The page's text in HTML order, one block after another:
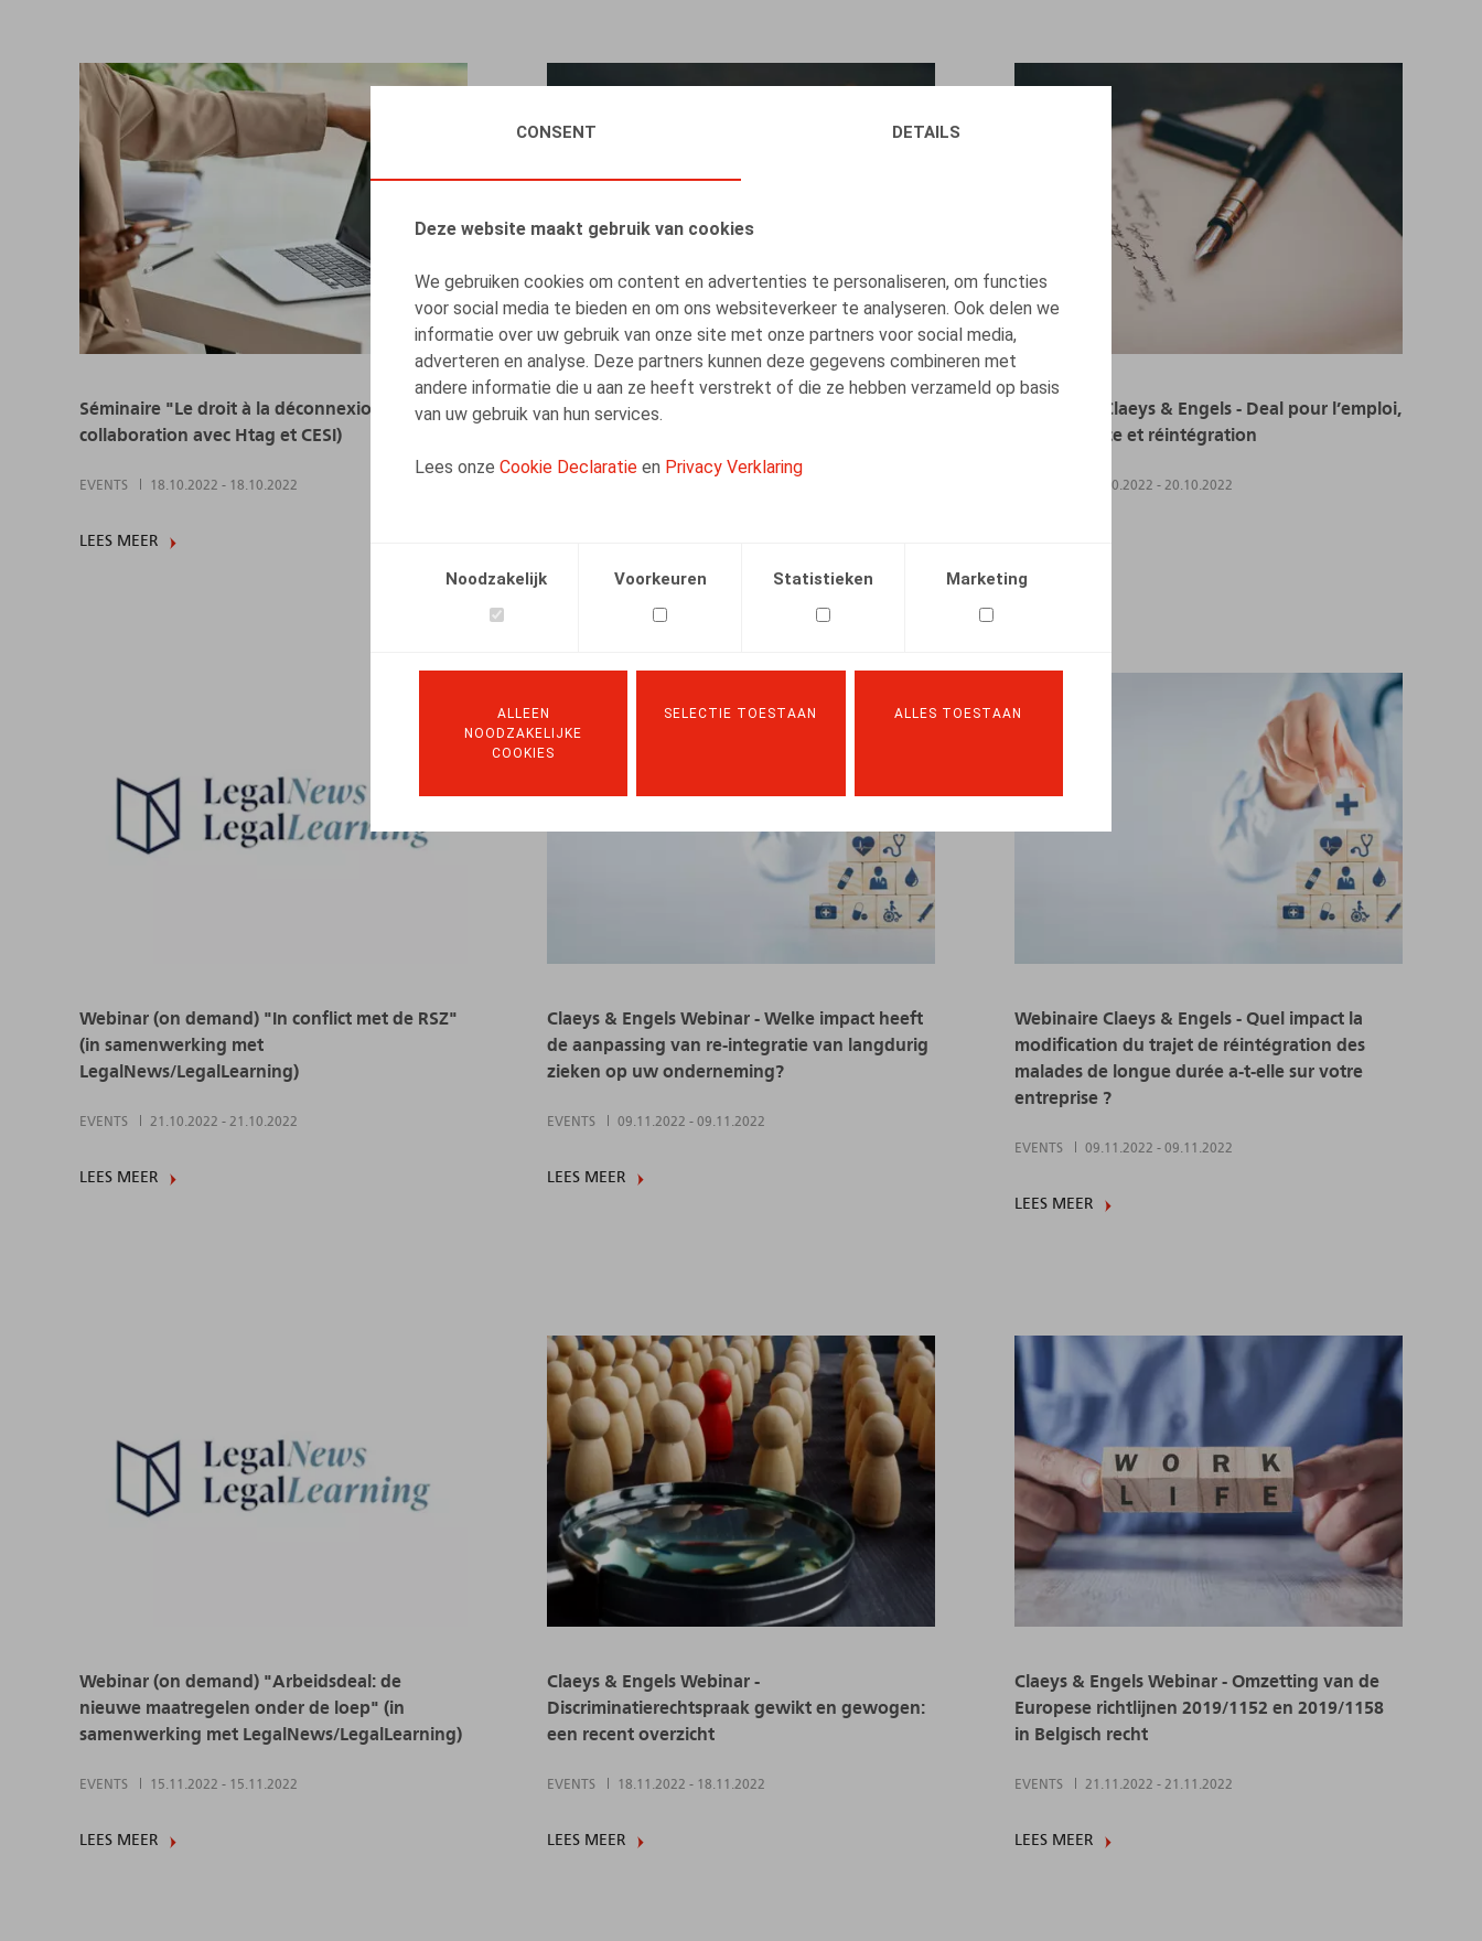
CONSENT DETAILS
Deze website maakt gebruik van cookies
We gebruiken cookies om content en advertenties te personaliseren, om functies
voor social media te bieden en om ons websiteverkeer te analyseren. Ook delen we
informatie over uw gebruik van onze site met onze partners voor social media,
adverteren en analyse. Deze partners kunnen deze gegevens combineren met
andere informatie die u aan ze heeft verstrekt of die ze hebben verzameld op basis
van uw gebruik van hun services.
Lees onze Cookie Declaratie en Privacy Verklaring
Noodzakelijk Voorkeuren Statistieken Marketing
ALLEEN
NOODZAKELIJKE
COOKIES
SELECTIE TOESTAAN ALLES TOESTAAN
Séminaire "Le droit à la déconnexion" (en
collaboration avec Htag et CESI)
EVENTS 18.10.2022 - 18.10.2022
LEES MEER
Claeys & Engels Webinar - Arbeidsdeal,
Webinaire Claeys & Engels - Deal pour l’emploi,
transparence et réintégration
20.10.2022 - 20.10.2022
Webinar (on demand) "In conflict met de RSZ"
(in samenwerking met
LegalNews/LegalLearning)
EVENTS 21.10.2022 - 21.10.2022
LEES MEER
Claeys & Engels Webinar - Welke impact heeft
de aanpassing van re-integratie van langdurig
zieken op uw onderneming?
EVENTS 09.11.2022 - 09.11.2022
LEES MEER
Webinaire Claeys & Engels - Quel impact la
modification du trajet de réintégration des
malades de longue durée a-t-elle sur votre
entreprise ?
EVENTS 09.11.2022 - 09.11.2022
LEES MEER
Webinar (on demand) "Arbeidsdeal: de
nieuwe maatregelen onder de loep" (in
samenwerking met LegalNews/LegalLearning)
EVENTS 15.11.2022 - 15.11.2022
LEES MEER
Claeys & Engels Webinar -
Discriminatierechtspraak gewikt en gewogen:
een recent overzicht
EVENTS 18.11.2022 - 18.11.2022
LEES MEER
Claeys & Engels Webinar - Omzetting van de
Europese richtlijnen 2019/1152 en 2019/1158
in Belgisch recht
EVENTS 21.11.2022 - 21.11.2022
LEES MEER